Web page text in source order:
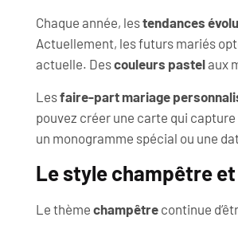
Chaque année, lestendances
Actuellement, les futurs mariés
actuelle. Descouleurs pastelaux
Lesfaire-part mariage
pouvez créer une carte qui capture
un monogramme spécial ou une
Le style champêtre
Le thème champêtre continue